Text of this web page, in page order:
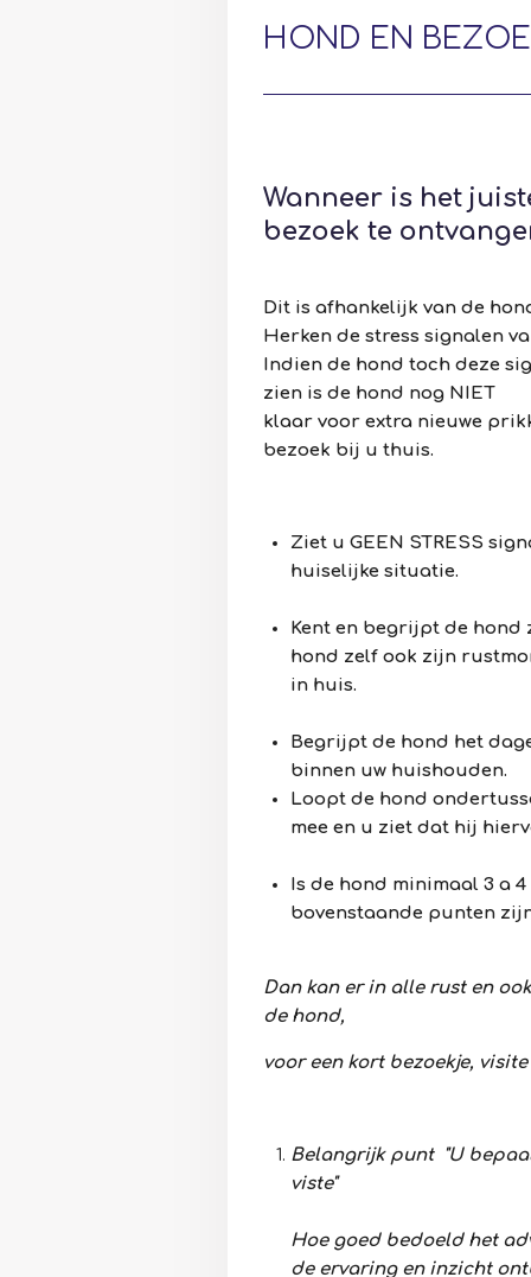
HOND EN
Wanneer is het
bezoek te
Dit is afhankelijk van de
Herken de stress signalen
Indien de hond toch deze
zien is de hond nog NIET
klaar voor extra nieuwe
bezoek bij u thuis.
Ziet u GEEN STRESS
huiselijke situatie.
Kent en begrijpt de
hond zelf ook zijn
in huis.
Begrijpt de hond het
binnen uw huishouden.
Loopt de hond
mee en u ziet dat hij
Is de hond minimaal 3 a
bovenstaande punten
Dan kan er in alle rust en
de hond,
voor een kort bezoekje,
Belangrijk punt "U
viste"
Hoe goed bedoeld het
de ervaring en inzicht